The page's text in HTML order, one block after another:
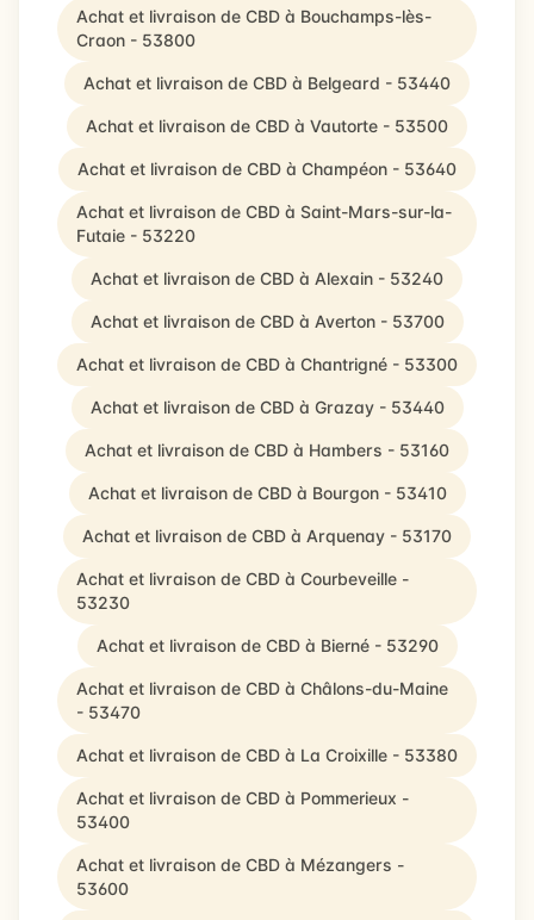
Achat et livraison de CBD à Bouchamps-lès-
Craon - 53800
Achat et livraison de CBD à Belgeard - 53440
Achat et livraison de CBD à Vautorte - 53500
Achat et livraison de CBD à Champéon - 53640
Achat et livraison de CBD à Saint-Mars-sur-la-
Futaie - 53220
Achat et livraison de CBD à Alexain - 53240
Achat et livraison de CBD à Averton - 53700
Achat et livraison de CBD à Chantrigné - 53300
Achat et livraison de CBD à Grazay - 53440
Achat et livraison de CBD à Hambers - 53160
Achat et livraison de CBD à Bourgon - 53410
Achat et livraison de CBD à Arquenay - 53170
Achat et livraison de CBD à Courbeveille -
53230
Achat et livraison de CBD à Bierné - 53290
Achat et livraison de CBD à Châlons-du-Maine
- 53470
Achat et livraison de CBD à La Croixille - 53380
Achat et livraison de CBD à Pommerieux -
53400
Achat et livraison de CBD à Mézangers -
53600